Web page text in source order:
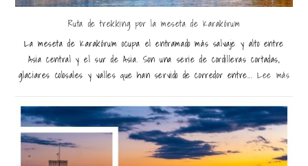
Ruta de trekking por la meseta de Karakórum
La meseta de Karakórum ocupa el entramado más salvaje y alto entre
Asia central y el sur de Asia. Son una serie de cordilleras cortadas,
glaciares colosales y valles que han servido de corredor entre...Lee más